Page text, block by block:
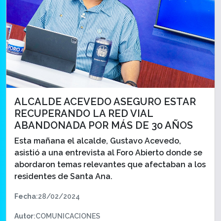
ALCALDE ACEVEDO ASEGURO ESTAR
RECUPERANDO LA RED VIAL
ABANDONADA POR MÁS DE 30 AÑOS
Esta mañana el alcalde, Gustavo Acevedo,
asistió a una entrevista al Foro Abierto donde se
abordaron temas relevantes que afectaban a los
residentes de Santa Ana.
Fecha:28/02/2024
Autor:COMUNICACIONES